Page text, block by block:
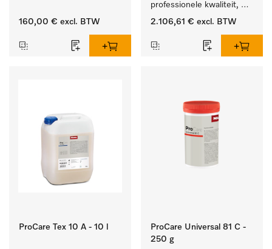
160,00 € excl. BTW
professionele kwaliteit,
programmaduur van
opstelling.
2.106,61 € excl. BTW
ProCare Tex 10 A - 10 l
ProCare Universal 81 C -
250 g